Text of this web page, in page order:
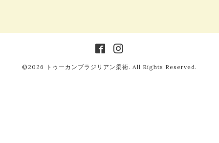
©2026 トゥーカンブラジリアン柔術. All Rights Reserved.